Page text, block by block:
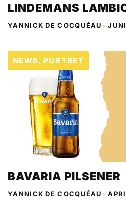
LINDEMANS
YANNICK DE COCQUÉAU •
NEWS, PORTRET
BAVARIA PILSENER
YANNICK DE COCQUÉAU •